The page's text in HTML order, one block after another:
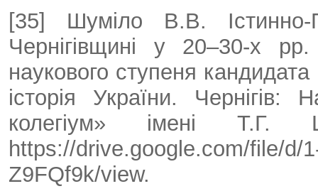
[35] Шуміло В.В. Істинно-
Чернігівщині у 20–30-х
наукового ступеня
історія України. Чернігів:
колегіум» імені
https://drive.google.com/file/d/
Z9FQf9k/view.